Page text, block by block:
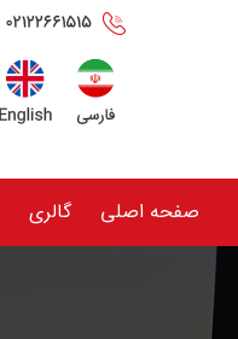
صفحه اصلی گالری